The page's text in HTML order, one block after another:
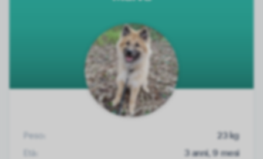
Peso:
23 kg
Età:
3 anni, 9 mesi